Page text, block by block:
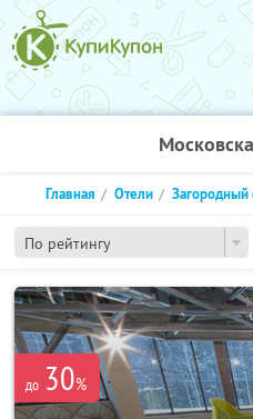
По рейтингу
Главная Отели Загородный
до 30%